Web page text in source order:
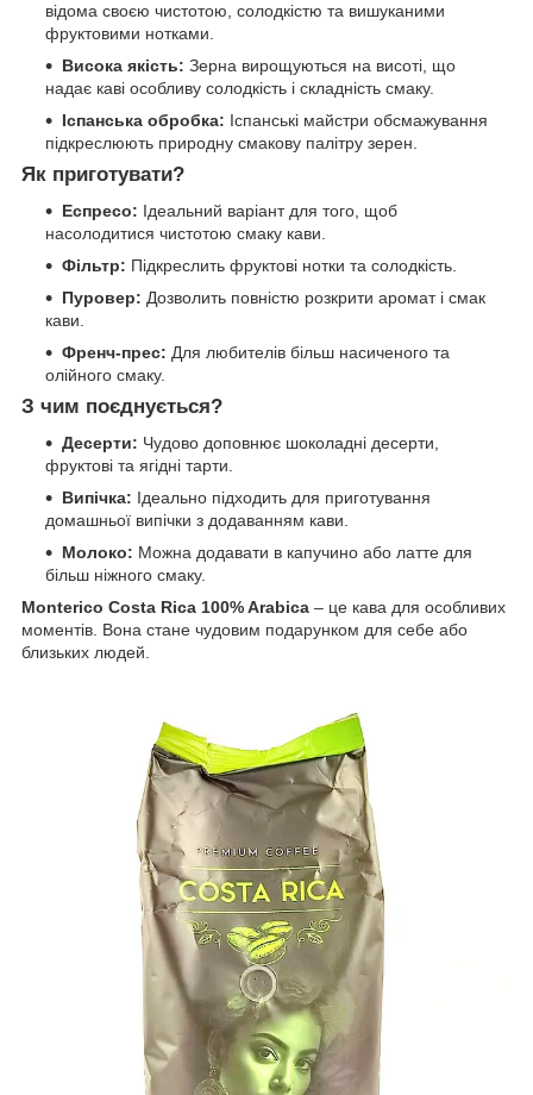
відома своєю чистотою, солодкістю та вишуканими
фруктовими нотками.
Висока якість: Зерна вирощуються на висоті, що
надає каві особливу солодкість і складність смаку.
Іспанська обробка: Іспанські майстри обсмажування
підкреслюють природну смакову палітру зерен.
Як приготувати?
Еспресо: Ідеальний варіант для того, щоб
насолодитися чистотою смаку кави.
Фільтр: Підкреслить фруктові нотки та солодкість.
Пуровер: Дозволить повністю розкрити аромат і смак
кави.
Френч-прес: Для любителів більш насиченого та
олійного смаку.
З чим поєднується?
Десерти: Чудово доповнює шоколадні десерти,
фруктові та ягідні тарти.
Випічка: Ідеально підходить для приготування
домашньої випічки з додаванням кави.
Молоко: Можна додавати в капучино або латте для
більш ніжного смаку.
Monterico Costa Rica 100% Arabica – це кава для особливих
моментів. Вона стане чудовим подарунком для себе або
близьких людей.